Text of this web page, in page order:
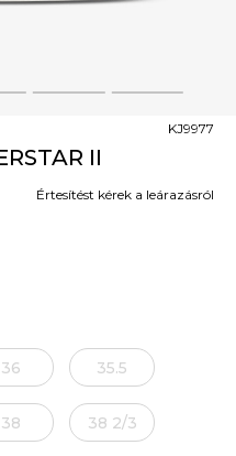
4 5
II
KJ9977
Értesítést kérek a leárazásról
36 35.5
38 38 2/3